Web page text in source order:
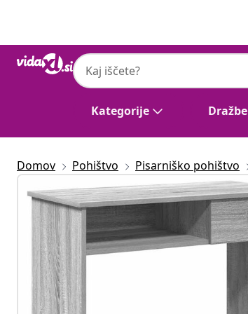
Kategorije Dražbe
Domov Pohištvo Pisarniško pohištvo